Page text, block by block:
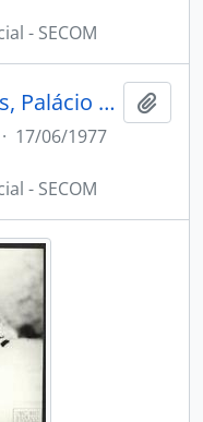
- SECOM
Assinatura de atos oficiais, Palácio Anchieta Vitória ES
· 17/06/1977
- SECOM